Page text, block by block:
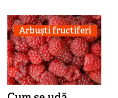
Arbuşti fructiferi